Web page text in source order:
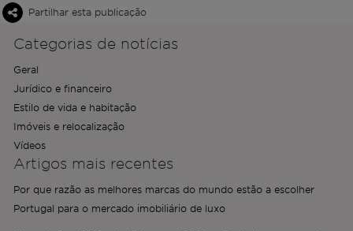
Partilhar esta publicação
Categorias de notícias
Geral
Jurídico e financeiro
Estilo de vida e habitação
Imóveis e relocalização
Vídeos
Artigos mais recentes
Por que razão as melhores marcas do mundo estão a escolher
Portugal para o mercado imobiliário de luxo